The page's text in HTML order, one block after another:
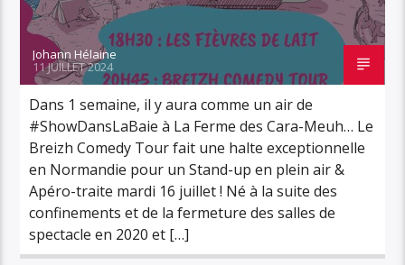
Johann Hélaine
11 JUILLET 2024
Dans 1 semaine, il y aura comme un air de
#ShowDansLaBaie à La Ferme des Cara-Meuh… Le
Breizh Comedy Tour fait une halte exceptionnelle
en Normandie pour un Stand-up en plein air &
Apéro-traite mardi 16 juillet ! Né à la suite des
confinements et de la fermeture des salles de
spectacle en 2020 et […]